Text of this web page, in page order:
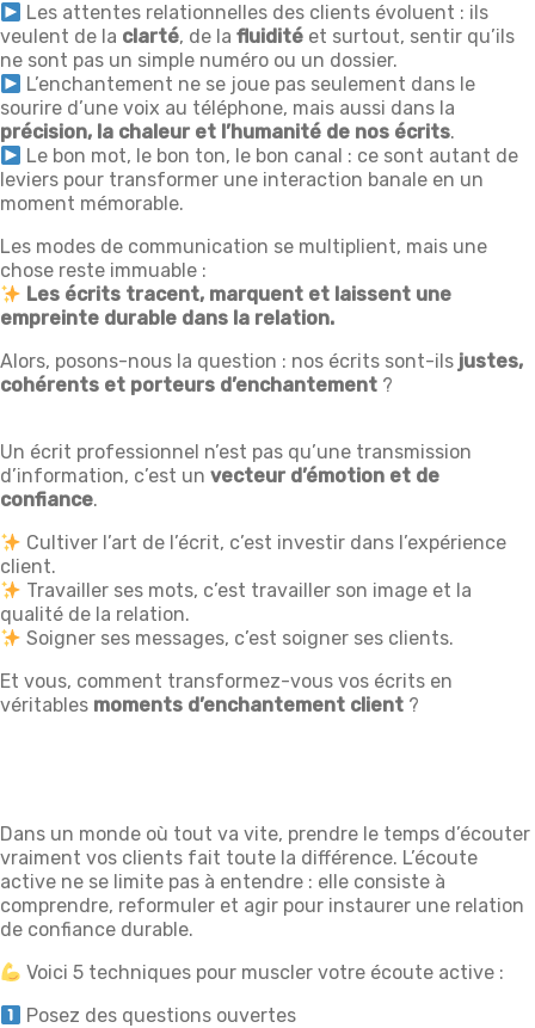
Les attentes relationnelles des clients évoluent : ils
veulent de la clarté, de la fluidité et surtout, sentir qu’ils
ne sont pas un simple numéro ou un dossier.
L’enchantement ne se joue pas seulement dans le
sourire d’une voix au téléphone, mais aussi dans la
précision, la chaleur et l’humanité de nos écrits.
Le bon mot, le bon ton, le bon canal : ce sont autant de
leviers pour transformer une interaction banale en un
moment mémorable.
Les modes de communication se multiplient, mais une
chose reste immuable :
Les écrits tracent, marquent et laissent une
empreinte durable dans la relation.
Alors, posons-nous la question : nos écrits sont-ils justes,
cohérents et porteurs d’enchantement ?
Un écrit professionnel n’est pas qu’une transmission
d’information, c’est un vecteur d’émotion et de
confiance.
Cultiver l’art de l’écrit, c’est investir dans l’expérience
client.
Travailler ses mots, c’est travailler son image et la
qualité de la relation.
Soigner ses messages, c’est soigner ses clients.
Et vous, comment transformez-vous vos écrits en
véritables moments d’enchantement client ?
Dans un monde où tout va vite, prendre le temps d’écouter
vraiment vos clients fait toute la différence. L’écoute
active ne se limite pas à entendre : elle consiste à
comprendre, reformuler et agir pour instaurer une relation
de confiance durable.
Voici 5 techniques pour muscler votre écoute active :
Posez des questions ouvertes